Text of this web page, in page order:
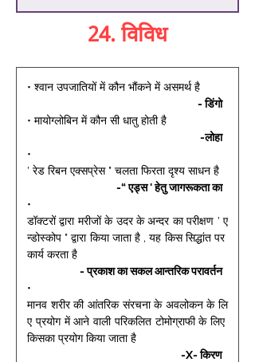
24. विविध
• श्वान उपजातियों में कौन भौंकने में असमर्थ है
- डिंगो
• मायोग्लोबिन में कौन सी धातु होती है
-लोहा
•
' रेड रिबन एक्सप्रेस " चलता फिरता दृश्य साधन है
-“ एड्स ' हेतु जागरूकता का
•
डॉक्टरों द्वारा मरीजों के उदर के अन्दर का परीक्षण ' ए
न्डोस्कोप " द्वारा किया जाता है , यह किस सिद्धांत पर
कार्य करता है
- प्रकाश का सकल आन्तरिक परावर्तन
•
मानव शरीर की आंतरिक संरचना के अवलोकन के लि
ए प्रयोग में आने वाली परिकलित टोमोग्राफी के लिए
किसका प्रयोग किया जाता है
-X- किरण